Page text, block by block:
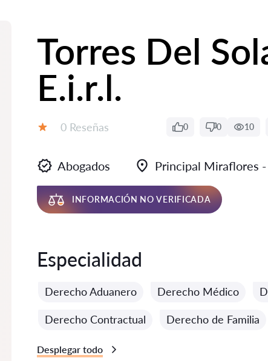
Torres Del
E.i.r.l.
Número de reseñas:
0 Reseñas 0 0 10
Abogados Principal Miraflores
INFORMACIÓN NO VERIFICADA
Especialidad
Derecho Aduanero Derecho Médico
Derecho Contractual Derecho de Familia
Desplegar todo